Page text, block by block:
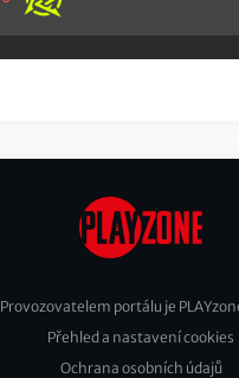
Footer
Provozovatelem portálu je
Přehled a nastavení cookies
Ochrana osobních údajů